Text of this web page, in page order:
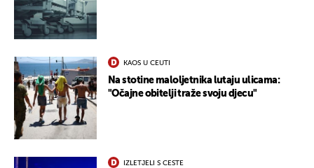
KAOS U CEUTI
Na stotine maloljetnika lutaju ulicama:
"Očajne obitelji traže svoju djecu"
IZLETJELI S CESTE